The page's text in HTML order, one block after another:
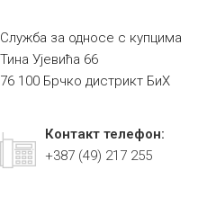
Служба за односе с купцима
Тина Ујевића 66
76 100 Брчко дистрикт БиХ
Контакт телефон:
+387 (49) 217 255